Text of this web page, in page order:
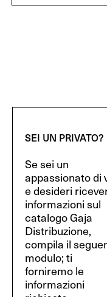
SEI UN PRIVATO?
Se sei un
appassionato di
e desideri
informazioni sul
catalogo Gaja
Distribuzione,
compila il
modulo; ti
forniremo le
informazioni